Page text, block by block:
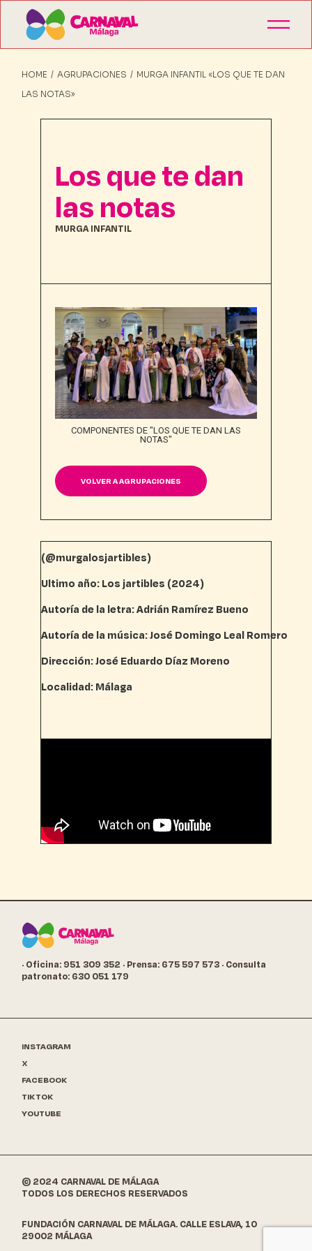
HOME AGRUPACIONES
MURGA INFANTIL «LOS QUE TE DAN
LAS NOTAS»
Los que te dan
las notas
MURGA INFANTIL
COMPONENTES DE "LOS QUE TE DAN LAS
NOTAS"
VOLVER A AGRUPACIONES
(@murgalosjartibles)
Ultimo año: Los jartibles (2024)
Autoría de la letra: Adrián Ramírez Bueno
Autoría de la música: José Domingo Leal Romero
Dirección: José Eduardo Díaz Moreno
Localidad: Málaga
· Oficina: 951 309 352 · Prensa: 675 597 573 · Consulta
patronato: 630 051 179
INSTAGRAM
X
FACEBOOK
TIKTOK
YOUTUBE
© 2024 CARNAVAL DE MÁLAGA
TODOS LOS DERECHOS RESERVADOS
FUNDACIÓN CARNAVAL DE MÁLAGA. CALLE ESLAVA, 10
29002 MÁLAGA